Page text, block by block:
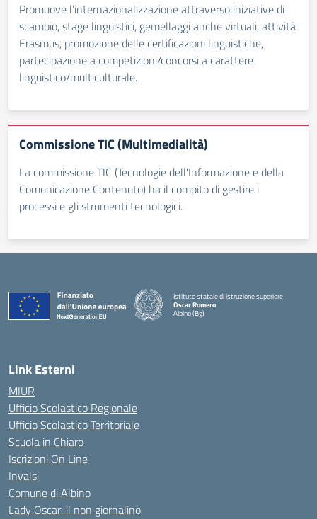
Promuove l’internazionalizzazione attraverso iniziative di
scambio, stage linguistici, gemellaggi anche virtuali, attività
Erasmus, promozione delle certificazioni linguistiche,
partecipazione a competizioni/concorsi a carattere
linguistico/multiculturale.
Commissione TIC (Multimedialità)
La commissione TIC (Tecnologie dell'Informazione e della
Comunicazione Contenuto) ha il compito di gestire i
processi e gli strumenti tecnologici.
Istituto statale di istruzione superiore
Oscar Romero
Albino (Bg)
Link Esterni
MIUR
Ufficio Scolastico Regionale
Ufficio Scolastico Territoriale
Scuola in Chiaro
Iscrizioni On Line
Invalsi
Comune di Albino
Lady Oscar: il non giornalino